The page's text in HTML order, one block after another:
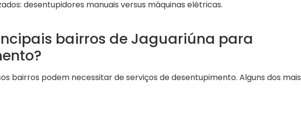
desentupidores manuais versus máquinas elétricas.
bairros de Jaguariúna para
bairros podem necessitar de serviços de desentupimento. Alguns dos mais